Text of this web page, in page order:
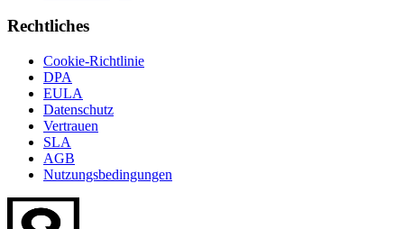
Rechtliches
Cookie-Richtlinie
DPA
EULA
Datenschutz
Vertrauen
SLA
AGB
Nutzungsbedingungen